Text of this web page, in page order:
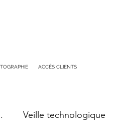
ACCÈS CLIENTS
Veille technologique